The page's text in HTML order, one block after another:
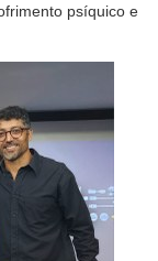
psíquico e